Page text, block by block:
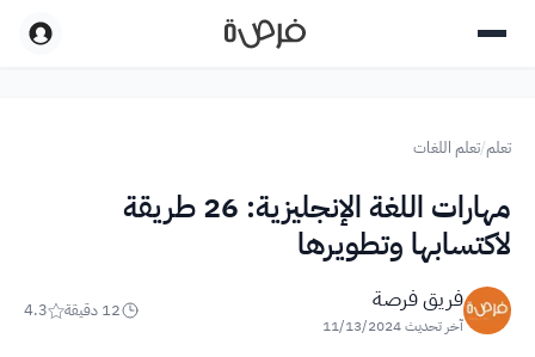
تعلم/تعلم اللغات
مهارات اللغة الإنجليزية: 26 طريقة
لاكتسابها وتطويرها
فريق فرصة
آخر تحديث11/13/2024
12 دقيقة 4.3